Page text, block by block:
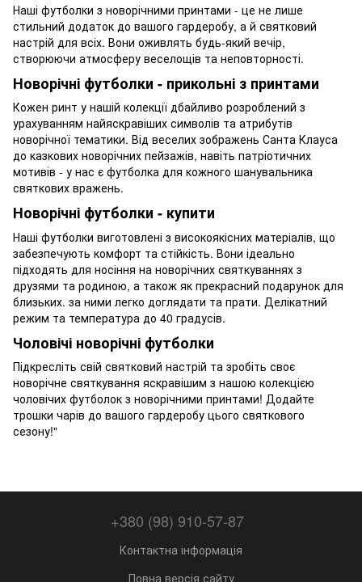
Наші футболки з новорічними принтами - це не лише
стильний додаток до вашого гардеробу, а й святковий
настрій для всіх. Вони оживлять будь-який вечір,
створюючи атмосферу веселощів та неповторності.
Новорічні футболки - прикольні з принтами
Кожен ринт у нашій колекції дбайливо розроблений з
урахуванням найяскравіших символів та атрибутів
новорічної тематики. Від веселих зображень Санта Клауса
до казкових новорічних пейзажів, навіть патріотичних
мотивів - у нас є футболка для кожного шанувальника
святкових вражень.
Новорічні футболки - купити
Наші футболки виготовлені з високоякісних матеріалів, що
забезпечують комфорт та стійкість. Вони ідеально
підходять для носіння на новорічних святкуваннях з
друзями та родиною, а також як прекрасний подарунок для
близьких. за ними легко доглядати та прати. Делікатний
режим та температура до 40 градусів.
Чоловічі новорічні футболки
Підкресліть свій святковий настрій та зробіть своє
новорічне святкування яскравішим з нашою колекцією
чоловічих футболок з новорічними принтами! Додайте
трошки чарів до вашого гардеробу цього святкового
сезону!"
+380 (98) 910-57-87
Контактна інформація
Повна версія сайту